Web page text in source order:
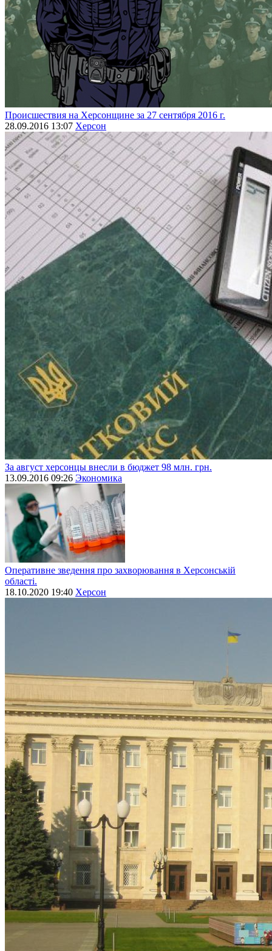
Происшествия на Херсонщине за 27 сентября 2016 г.
28.09.2016 13:07 Херсон
За август херсонцы внесли в бюджет 98 млн. грн.
13.09.2016 09:26 Экономика
Оперативне зведення про захворювання в Херсонській
області.
18.10.2020 19:40 Херсон